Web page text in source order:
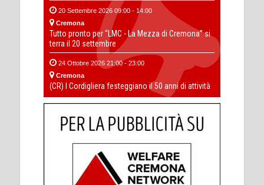
20 Settembre 2026 09:00 - 14:00
Cremona
Tutto pronto per “LMC - La Mezza di Cremona” si
terra il 20 settembre
24 Ottobre 2026 21:00 - 23:00
Cremona
(CR) I Cordigliera festeggiano il 50 anni di attività